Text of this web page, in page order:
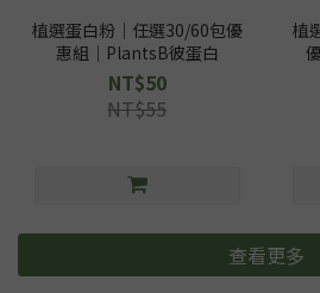
植選蛋白粉｜任選30/60包優
惠組｜PlantsB彼蛋白
NT$50
NT$55
植
查看更多